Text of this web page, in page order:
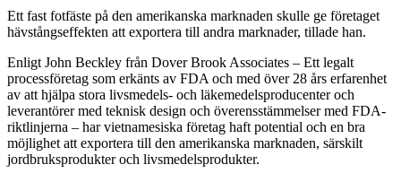
Ett fast fotfäste på den amerikanska marknaden skulle ge företaget
hävstångseffekten att exportera till andra marknader, tillade han.
Enligt John Beckley från Dover Brook Associates – Ett legalt
processföretag som erkänts av FDA och med över 28 års erfarenhet
av att hjälpa stora livsmedels- och läkemedelsproducenter och
leverantörer med teknisk design och överensstämmelser med FDA-
riktlinjerna – har vietnamesiska företag haft potential och en bra
möjlighet att exportera till den amerikanska marknaden, särskilt
jordbruksprodukter och livsmedelsprodukter.